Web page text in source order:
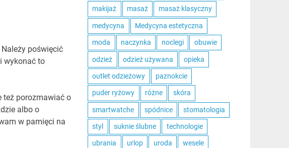
poświęcić
wykonać to
też porozmawiać o
albo o
w pamięci na
makijaż masaż masaż klasyczny
medycyna Medycyna estetyczna
moda naczynka noclegi obuwie
odzież odzież używana opieka
outlet odzieżowy paznokcie
puder ryżowy różne skóra
smartwatche spódnice stomatologia
styl suknie ślubne technologie
ubrania urlop uroda wesele